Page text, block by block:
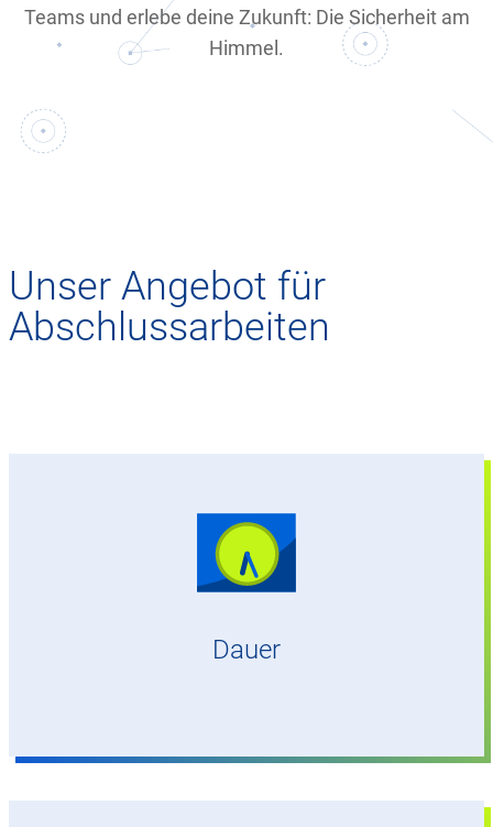
Teams und erlebe deine Zukunft: Die Sicherheit am
Himmel.
Unser Angebot für
Abschlussarbeiten
Dauer
Abhängig von der Studienordnung, maximal 6
Monate